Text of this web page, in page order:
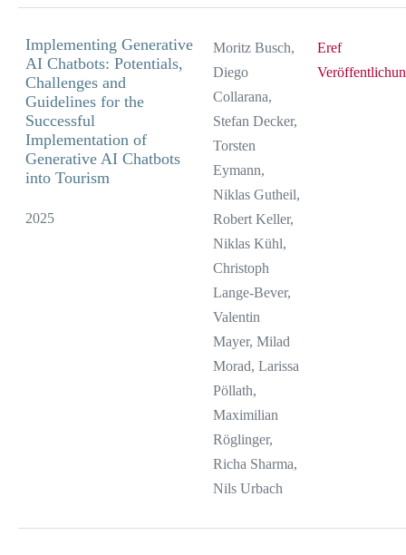
Implementing Generative
AI Chatbots: Potentials,
Challenges and
Guidelines for the
Successful
Implementation of
Generative AI Chatbots
into Tourism
2025
Moritz Busch,
Diego
Collarana,
Stefan Decker,
Torsten
Eymann,
Niklas Gutheil,
Robert Keller,
Niklas Kühl,
Christoph
Lange-Bever,
Valentin
Mayer, Milad
Morad, Larissa
Pöllath,
Maximilian
Röglinger,
Richa Sharma,
Nils Urbach
Eref